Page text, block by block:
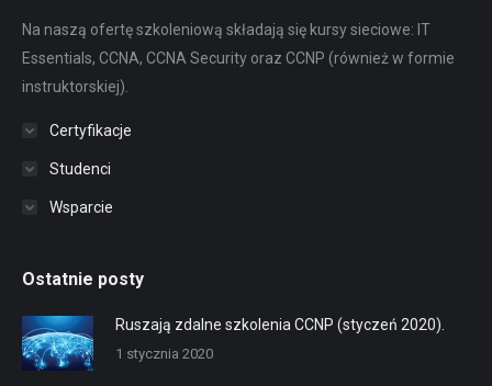
Na naszą ofertę szkoleniową składają się kursy sieciowe: IT
Essentials, CCNA, CCNA Security oraz CCNP (również w formie
instruktorskiej).
Certyfikacje
Studenci
Wsparcie
Ostatnie posty
Ruszają zdalne szkolenia CCNP (styczeń 2020).
1 stycznia 2020